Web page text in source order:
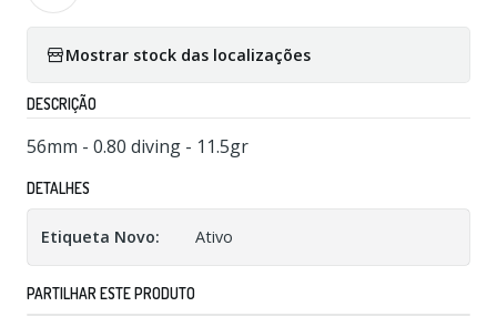
Mostrar stock das localizações
DESCRIÇÃO
56mm - 0.80 diving - 11.5gr
DETALHES
Etiqueta Novo: Ativo
PARTILHAR ESTE PRODUTO